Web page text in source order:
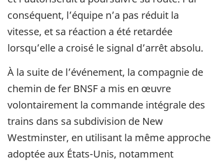
conséquent, l’équipe n’a pas réduit la
vitesse, et sa réaction a été retardée
lorsqu’elle a croisé le signal d’arrêt absolu.
À la suite de l’événement, la compagnie de
chemin de fer BNSF a mis en œuvre
volontairement la commande intégrale des
trains dans sa subdivision de New
Westminster, en utilisant la même approche
adoptée aux États-Unis, notamment